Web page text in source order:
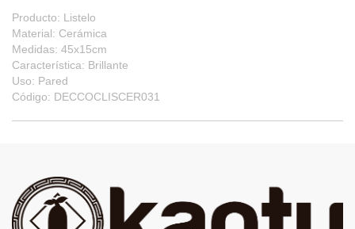
Producto: Listelo
Material: Cerámica
Medidas: 45x15cm
Característica: Brillante
Uso: Pared
Código: DECCOCLISCER031